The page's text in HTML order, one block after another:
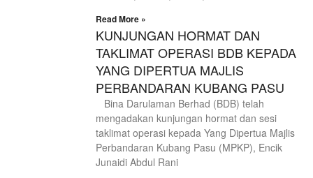
Read More »
KUNJUNGAN HORMAT DAN
TAKLIMAT OPERASI BDB KEPADA
YANG DIPERTUA MAJLIS
PERBANDARAN KUBANG PASU
Bina Darulaman Berhad (BDB) telah
mengadakan kunjungan hormat dan sesi
taklimat operasi kepada Yang Dipertua Majlis
Perbandaran Kubang Pasu (MPKP), Encik
Junaidi Abdul Rani